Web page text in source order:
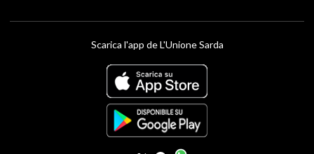
Scarica l'app de L'Unione Sarda